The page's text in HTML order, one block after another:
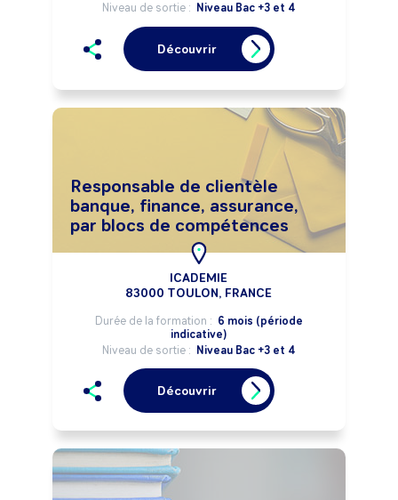
Niveau de sortie : Niveau Bac +3 et 4
Découvrir
Responsable de clientèle
banque, finance, assurance,
par blocs de compétences
ICADEMIE
83000 TOULON, FRANCE
Durée de la formation : 6 mois (période
indicative)
Niveau de sortie : Niveau Bac +3 et 4
Découvrir